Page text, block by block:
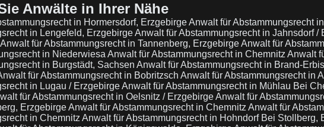
Anwälte in Ihrer Nähe
in Hormersdorf, ErzgebirgeAnwalt für Abstammungsrecht
in Lengefeld, ErzgebirgeAnwalt für Abstammungsrecht in Jahnsdorf /
Anwalt für Abstammungsrecht in Tannenberg, ErzgebirgeAnwalt für
in Niederwiesa Anwalt für Abstammungsrecht in Chemnitz Anwalt
in Burgstädt, Sachsen Anwalt für Abstammungsrecht in Brand-
für Abstammungsrecht in Bobritzsch Anwalt für Abstammungsrecht in
in Lugau / ErzgebirgeAnwalt für Abstammungsrecht in Mühlau Bei
für Abstammungsrecht in Oelsnitz / ErzgebirgeAnwalt für
ErzgebirgeAnwalt für Abstammungsrecht in Chemnitz Anwalt für
in Chemnitz Anwalt für Abstammungsrecht in Hohndorf Bei Stollberg,